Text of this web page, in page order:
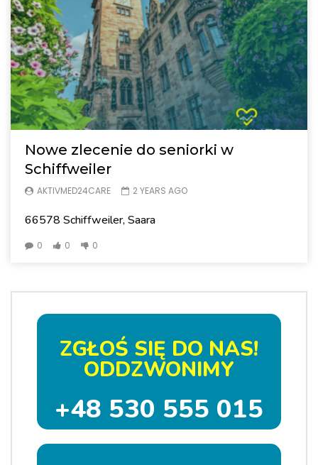
Nowe zlecenie do seniorki w
Schiffweiler
AKTIVMED24CARE 2 YEARS AGO
66578 Schiffweiler, Saara
0 0 0
ZGŁOŚ SIĘ DO NAS!
ODDZWONIMY
+48 530 555 015